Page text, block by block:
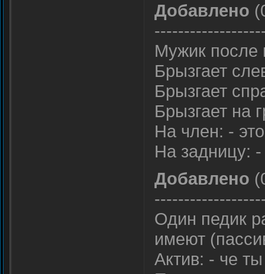
Добавлено
Мужик после
Брызгает
Брызгает
Брызгает на
На член: -
На задницу:
Добавлено
Один педик
имеют
Актив: - че